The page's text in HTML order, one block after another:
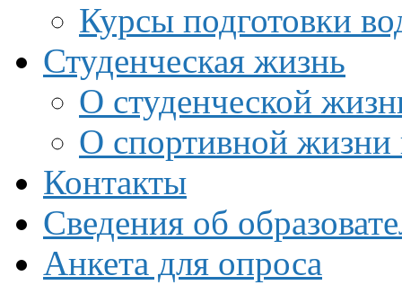
Курсы подготовки
Студенческая жизнь
О студенческой
О спортивной жизни
Контакты
Сведения об
Анкета для опроса